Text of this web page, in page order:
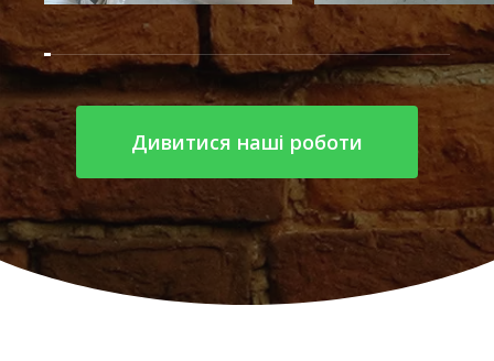
Дивитися наші роботи